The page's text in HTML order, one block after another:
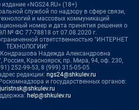
издание «NGS24.RU» (18+)
службой по надзору в сфере связи,
и массовых коммуникаций
номер и дата принятия решения о
№ ФС 77-78818 от 07.08.2020 г.
ответственностью "ИНТЕРНЕТ
ТЕХНОЛОГИИ"
Надежда Александровна
Россия, Красноярск, пр. Мира, 94, оф. 230,
252-99-53, 8 (999) 315-05-05
редакции: ngs24@shkulev.ru
и государственных органов:
juristnsk@shkulev.ru
help@shkulev.ru